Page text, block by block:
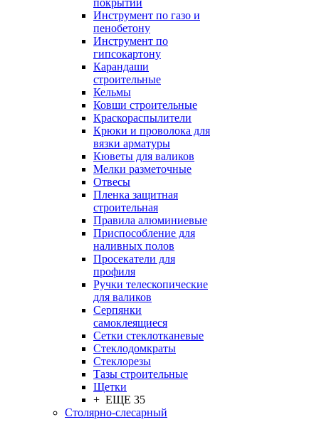
покрытий
Инструмент по газо и
пенобетону
Инструмент по
гипсокартону
Карандаши
строительные
Кельмы
Ковши строительные
Краскораспылители
Крюки и проволока для
вязки арматуры
Кюветы для валиков
Мелки разметочные
Отвесы
Пленка защитная
строительная
Правила алюминиевые
Приспособление для
наливных полов
Просекатели для
профиля
Ручки телескопические
для валиков
Серпянки
самоклеящиеся
Сетки стеклотканевые
Стеклодомкраты
Стеклорезы
Тазы строительные
Щетки
+ ЕЩЕ 35
Столярно-слесарный